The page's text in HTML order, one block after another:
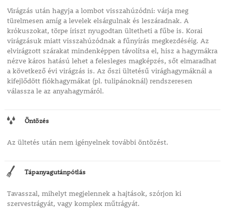
Virágzás után hagyja a lombot visszahúzódni: várja meg
türelmesen amíg a levelek elsárgulnak és leszáradnak. A
krókuszokat, törpe íriszt nyugodtan ültetheti a fűbe is. Korai
virágzásuk miatt visszahúzódnak a fűnyírás megkezdéséig. Az
elvirágzott szárakat mindenképpen távolítsa el, hisz a hagymákra
nézve káros hatású lehet a felesleges magképzés, sőt elmaradhat
a következő évi virágzás is. Az őszi ültetésű virághagymáknál a
kifejlődött fiókhagymákat (pl. tulipánoknál) rendszeresen
válassza le az anyahagymáról.
Öntözés
Az ültetés után nem igényelnek további öntözést.
Tápanyagutánpótlás
Tavasszal, mihelyt megjelennek a hajtások, szórjon ki
szervestrágyát, vagy komplex műtrágyát.